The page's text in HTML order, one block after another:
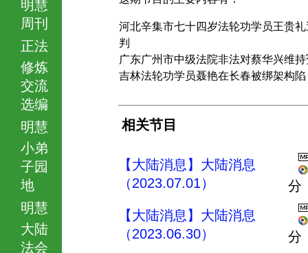
明慧
周刊
正法
修炼
交流
选编
明慧
小弟
子园
地
明慧
大陆
法会
河北辛集市七十四岁法轮功学员王贵礼
判
广东广州市中级法院非法对蔡华兴维
吉林法轮功学员聂艳在长春被绑架构陷
相关节目
【大陆消息】大陆消息
（2023.07.01）
分
【大陆消息】大陆消息
（2023.06.30）
分